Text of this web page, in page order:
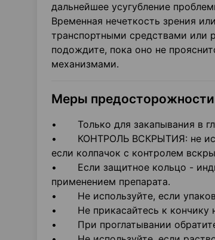
дальнейшее усугубление
Временная нечеткость зрения
транспортными средствами или
подождите, пока оно не
механизмами.
Меры предосторожности
• Только для закапывания в
• КОНТРОЛЬ ВСКРЫТИЯ: не
если колпачок с контролем
• Если защитное кольцо -
применением препарата.
• Не используйте, если
• Не прикасайтесь к кончику
• При проглатывании